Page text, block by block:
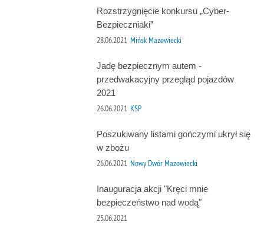
Rozstrzygnięcie konkursu „Cyber-
Bezpieczniaki”
28.06.2021 Mińsk Mazowiecki
Jadę bezpiecznym autem -
przedwakacyjny przegląd pojazdów
2021
26.06.2021 KSP
Poszukiwany listami gończymi ukrył się
w zbożu
26.06.2021 Nowy Dwór Mazowiecki
Inauguracja akcji "Kręci mnie
bezpieczeństwo nad wodą"
25.06.2021